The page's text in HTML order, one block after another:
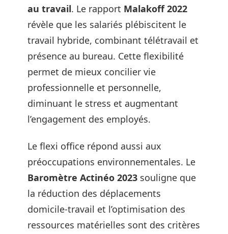
au travail. Le rapport Malakoff 2022
révèle que les salariés plébiscitent le
travail hybride, combinant télétravail et
présence au bureau. Cette flexibilité
permet de mieux concilier vie
professionnelle et personnelle,
diminuant le stress et augmentant
l’engagement des employés.
Le flexi office répond aussi aux
préoccupations environnementales. Le
Baromètre Actinéo 2023 souligne que
la réduction des déplacements
domicile-travail et l’optimisation des
ressources matérielles sont des critères